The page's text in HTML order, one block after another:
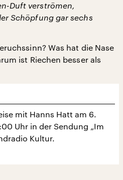
Duft verströmen,
Schöpfung gar sechs
Was hat die Nase
ist Riechen besser als
mit Hanns Hatt am 6.
Uhr in der Sendung „Im
Kultur.